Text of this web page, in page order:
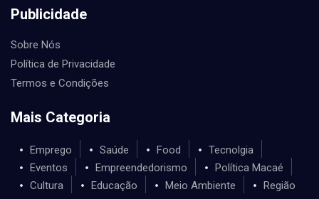
Publicidade
Sobre Nós
Política de Privacidade
Termos e Condições
Mais Categoria
Emprego Saúde Food
Tecnolgia
Eventos
Empreendedorismo
Política Macaé
Cultura
Educação Meio Ambiente Região